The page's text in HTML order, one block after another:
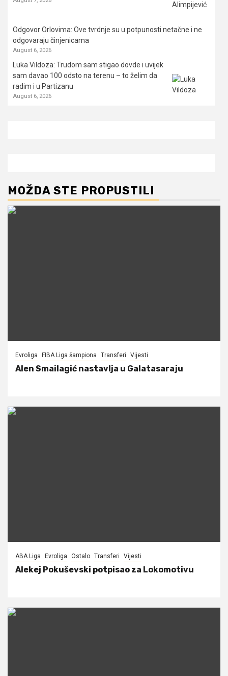
Odgovor Orlovima: ​Ove tvrdnje su u potpunosti netačne i ne
odgovaraju činjenicama
August 6, 2026
Luka Vildoza: Trudom sam stigao dovde i uvijek
sam davao 100 odsto na terenu – to želim da
radim i u Partizanu
August 6, 2026
MOŽDA STE PROPUSTILI
Evroliga FIBA Liga šampiona Transferi Vijesti
Alen Smailagić nastavlja u Galatasaraju
ABA Liga Evroliga Ostalo Transferi Vijesti
Alekej Pokuševski potpisao za Lokomotivu